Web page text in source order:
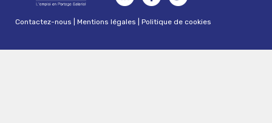
Contactez-nous |Mentions légales |Politique de cookies